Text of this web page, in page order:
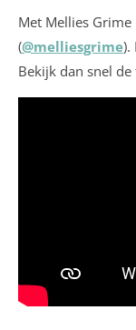
Met Mellies
(@melliesgrime).
Bekijk dan snel